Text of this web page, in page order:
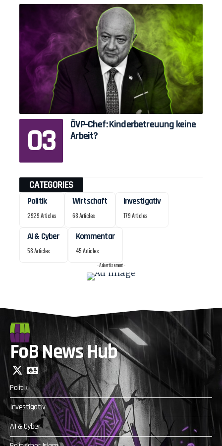
ÖVP-Chef: Kinderbetreuung keine
Arbeit?
CATEGORIES
Politik
2929 Articles
Wirtschaft
68 Articles
Investigativ
179 Articles
AI & Cyber
58 Articles
Kommentar
45 Articles
- Advertisement -
FoB News Hub
Politik
Investigativ
AI & Cyber